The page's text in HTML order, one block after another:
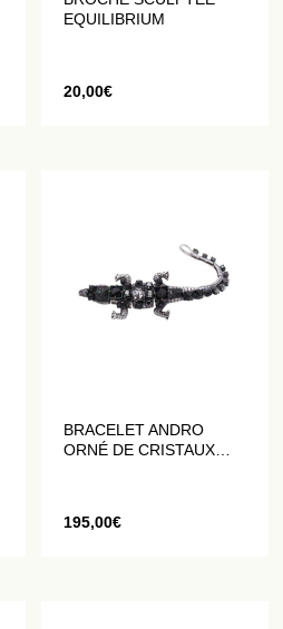
EQUILIBRIUM
20,00€
BRACELET ANDRO
ORNÉ DE CRISTAUX
195,00€